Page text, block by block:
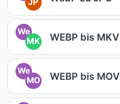
JP
We
MK
WEBP bis MKV
We
MO
WEBP bis MOV